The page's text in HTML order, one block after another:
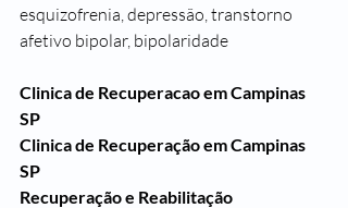
esquizofrenia, depressão, transtorno
afetivo bipolar, bipolaridade
Clinica de Recuperacao em Campinas
SP
Clinica de Recuperação em Campinas
SP
Recuperação e Reabilitação